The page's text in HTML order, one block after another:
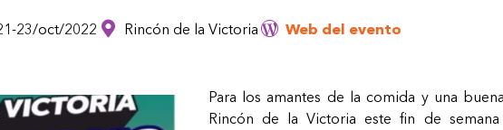
23/oct/2022 Rincón de la Victoria Web del evento
Para los amantes de la comida y una
Rincón de la Victoria este fin de